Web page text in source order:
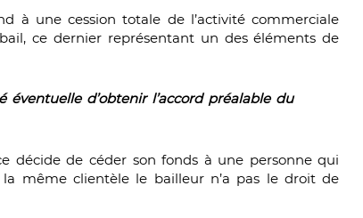
à une cession totale de l’activité commerciale
ce dernier représentant un des éléments de
d’obtenir l’accord préalable du
décide de céder son fonds à une personne qui
même clientèle le bailleur n’a pas le droit de